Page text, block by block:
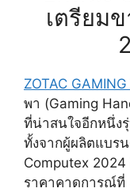
เตรียม
ZOTAC GAMING
พา (Gaming
ที่น่าสนใจอีกหนึ่ง
ทั้งจากผู้ผลิตแบร
Computex
ราคาคาดการณ์ที่